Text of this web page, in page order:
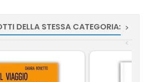
DELLA STESSA CATEGORIA: >
<